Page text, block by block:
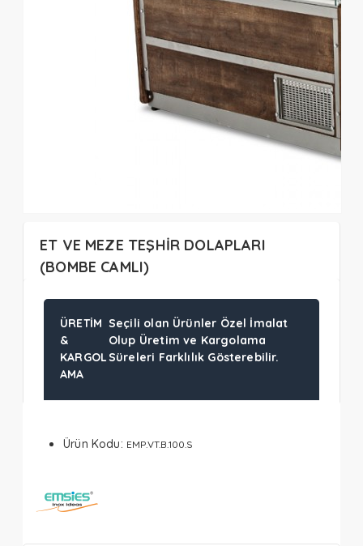
ET VE MEZE TEŞHİR DOLAPLARI
(BOMBE CAMLI)
ÜRETIM
&
KARGOL
AMA
Seçili olan Ürünler Özel İmalat
Olup Üretim ve Kargolama
Süreleri Farklılık Gösterebilir.
Ürün Kodu: EMP.VT.B.100.S